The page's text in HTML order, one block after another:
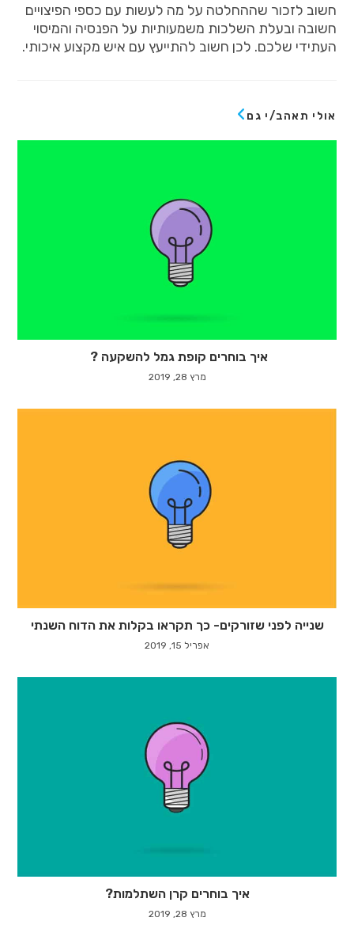
חשוב לזכור שההחלטה על מה לעשות עם כספי הפיצויים
חשובה ובעלת השלכות משמעותיות על הפנסיה והמיסוי
העתידי שלכם. לכן חשוב להתייעץ עם איש מקצוע איכותי.
אולי תאהב/י גם
איך בוחרים קופת גמל להשקעה ?
מרץ 28, 2019
שנייה לפני שזורקים- כך תקראו בקלות את הדוח השנתי
אפריל 15, 2019
איך בוחרים קרן השתלמות?
מרץ 28, 2019